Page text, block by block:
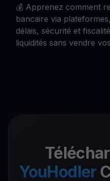
💰 Apprenez comment
bancaire via
délais, sécurité et
liquidités sans vendre
YouHodler